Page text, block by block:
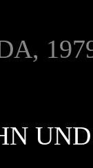
UND